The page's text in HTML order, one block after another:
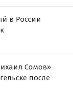
в России
Сомов»
после